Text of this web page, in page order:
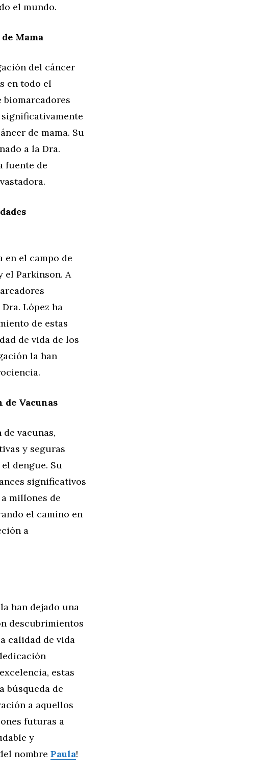
el mundo.
Mama
del cáncer
en todo el
de mama. Su
a la Dra.
fuente de
en el campo de
el Parkinson. A
López ha
de estas
de vida de los
la han
Vacunas
vacunas,
y seguras
dengue. Su
significativos
millones de
el camino en
a
han dejado una
descubrimientos
calidad de vida
estas
búsqueda de
a aquellos
futuras a
y
nombre Paula!